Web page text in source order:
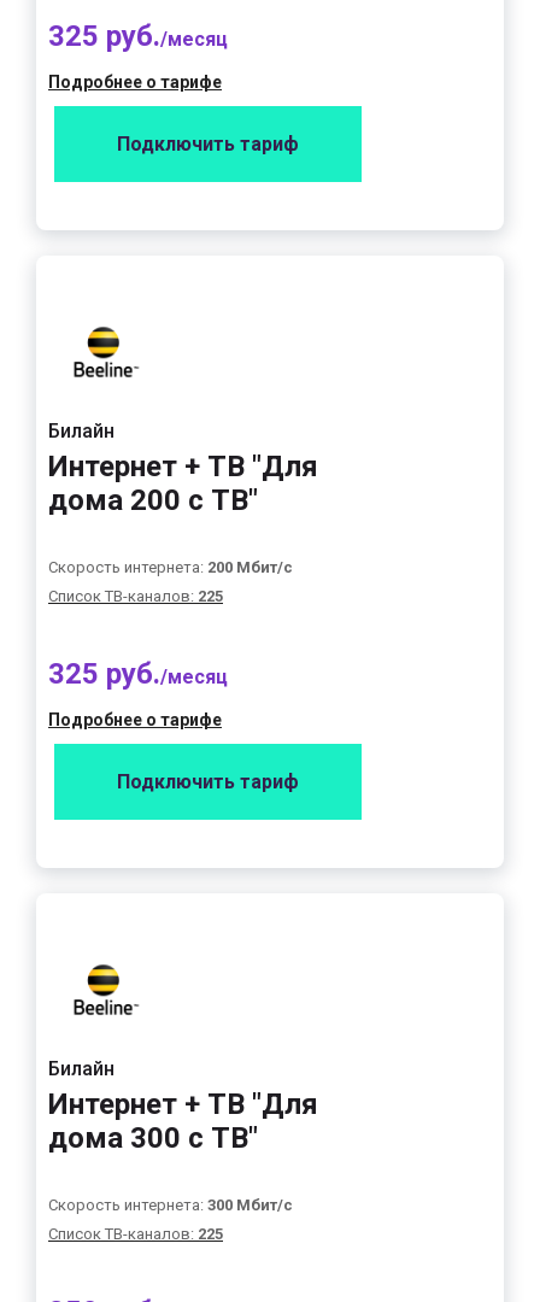
325 руб./месяц
Подробнее о тарифе
Подключить тариф
Билайн
Интернет + ТВ "Для
дома 200 с ТВ"
Скорость интернета: 200 Мбит/с
Список ТВ-каналов: 225
325 руб./месяц
Подробнее о тарифе
Подключить тариф
Билайн
Интернет + ТВ "Для
дома 300 с ТВ"
Скорость интернета: 300 Мбит/с
Список ТВ-каналов: 225